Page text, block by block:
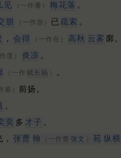
见 （一作番） 梅花落 。
朋 （一作游） 已 疏索 。
， 会得 （一作在） 高秋 云雾 廓
度） 炎凉 。
（一作 赋长杨 ）
。
慕） 前扬。
。
奕 多 才子 。
， 张曹 翰 （一作曹 张文 ） 苑 纵横